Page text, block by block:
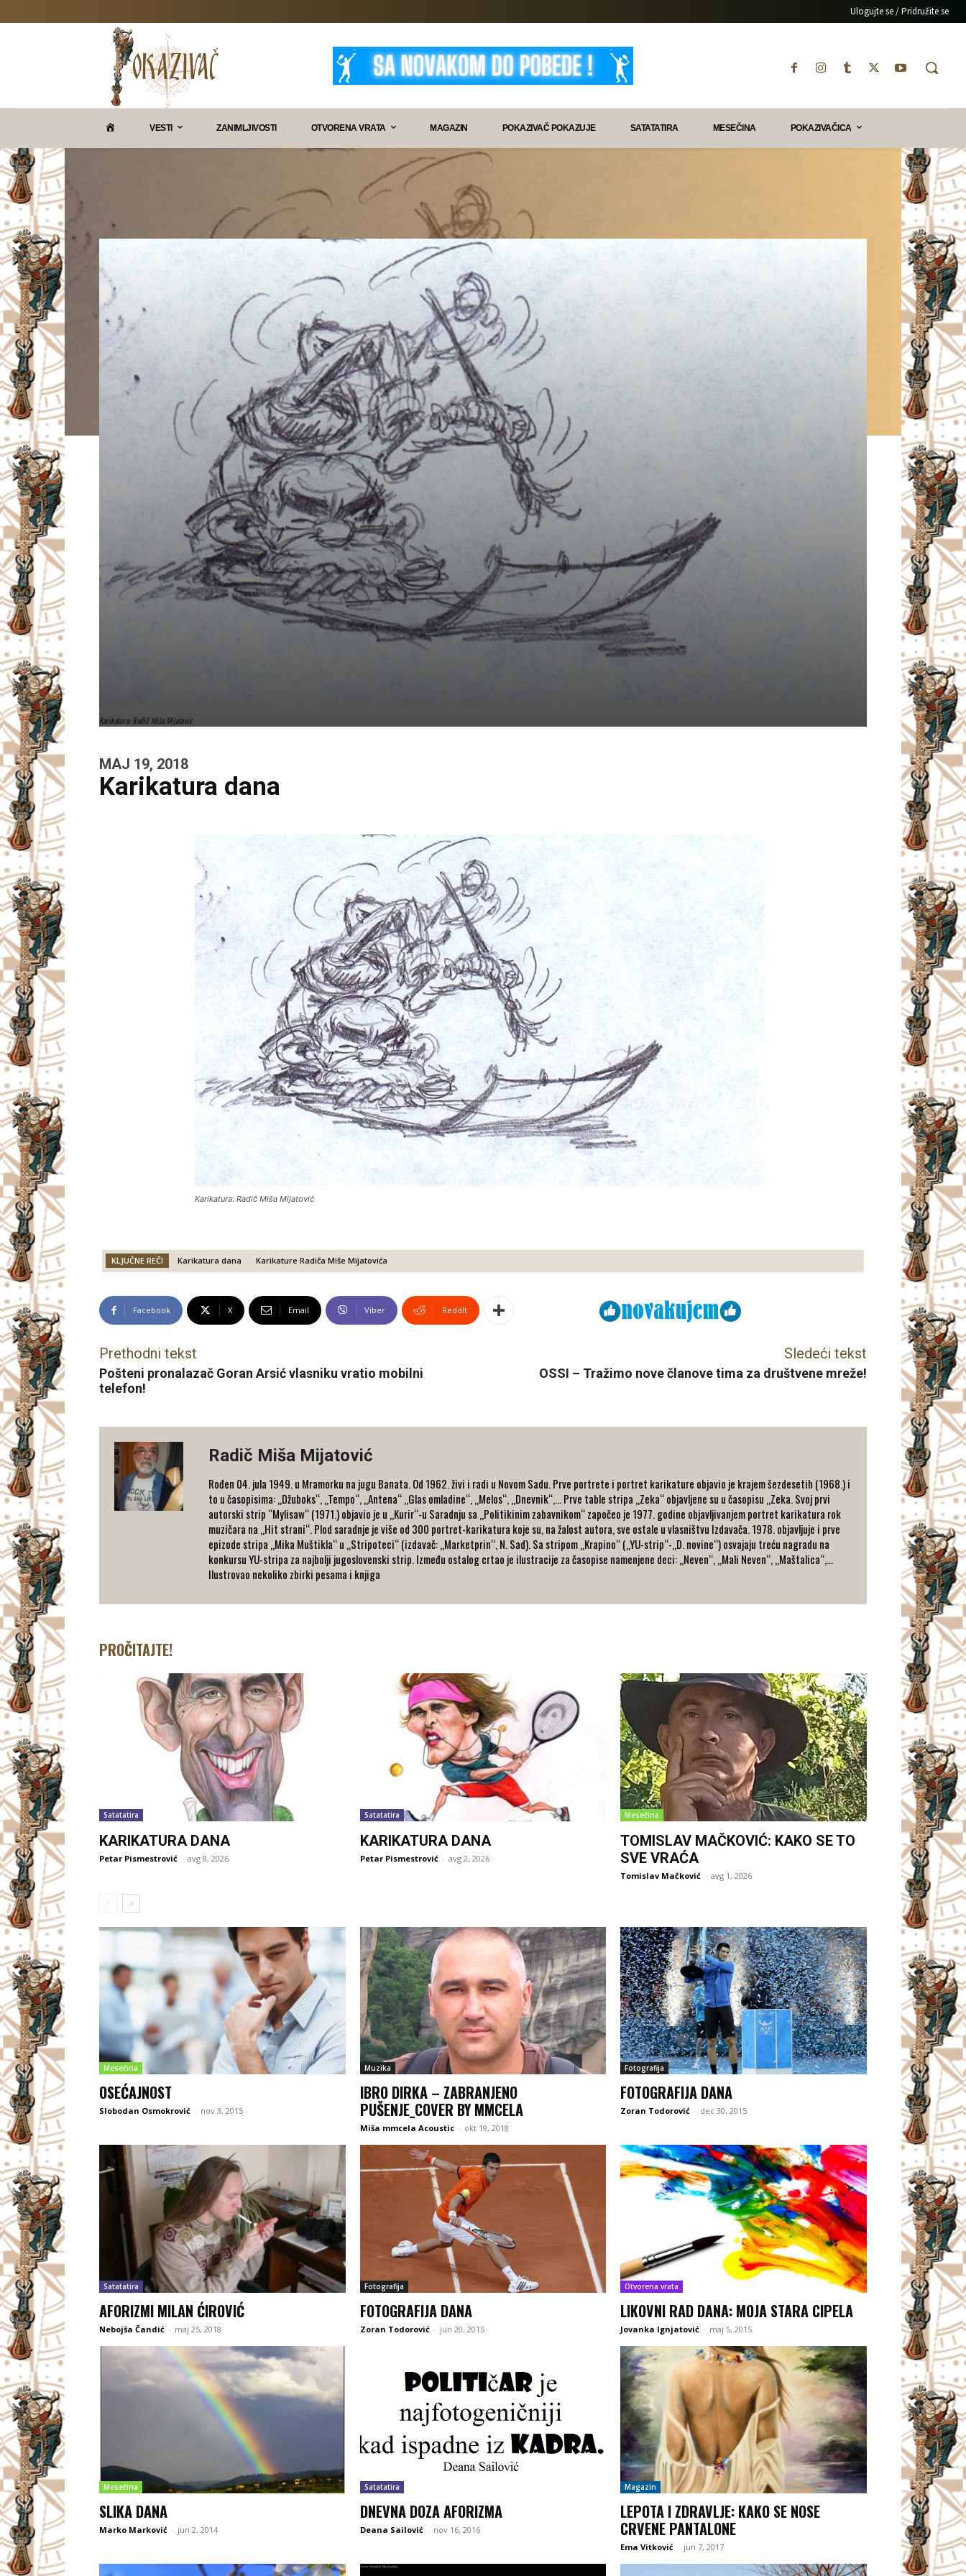
Ulogujte se / Pridružite se
Z
VESTI ZANIMLJIVOSTI OTVORENA VRATA MAGAZIN POKAZIVAČ POKAZUJE SATATATIRA MESEČINA POKAZIVAČICA
Karikatura: Radič Miša Mijatović
MAJ 19, 2018
Karikatura dana
Karikatura: Radič Miša Mijatović
KLJUČNE REČI Karikatura dana Karikature Radiča Miše Mijatovića
Facebook X Email Viber ReddIt
Prethodni tekst
Pošteni pronalazač Goran Arsić vlasniku vratio mobilni
telefon!
Sledeći tekst
OSSI – Tražimo nove članove tima za društvene mreže!
Radič Miša Mijatović
Rođen 04. jula 1949. u Mramorku na jugu Banata. Od 1962. živi i radi u Novom Sadu. Prve portrete i portret karikature objavio je krajem šezdesetih (1968.) i
to u časopisima: „Džuboks“, „Tempo“, „Antena“ „Glas omladine“, „Melos“, „Dnevnik“,... Prve table stripa „Zeka“ objavljene su u časopisu „Zeka. Svoj prvi
autorski strip “Мylisaw“ (1971.) objavio je u „Kurir“-u Saradnju sa „Politikinim zabavnikom“ započeo je 1977. godine objavljivanjem portret karikatura rok
muzičara na „Hit strani“. Plod saradnje je više od 300 portret-karikatura koje su, na žalost autora, sve ostale u vlasništvu Izdavača. 1978. objavljuje i prve
epizode stripa „Mika Muštikla“ u „Stripoteci“ (izdavač: „Marketprin“, N. Sad). Sa stripom „Krapino“ („YU-strip“-„D. novine“) osvajaju treću nagradu na
konkursu YU-stripa za najbolji jugoslovenski strip. Između ostalog crtao je ilustracije za časopise namenjene deci: „Neven“, „Mali Neven“, „Maštalica“,...
Ilustrovao nekoliko zbirki pesama i knjiga
PROČITAJTE!
Satatatira
KARIKATURA DANA
Petar Pismestrović - avg 8, 2026
Satatatira
KARIKATURA DANA
Petar Pismestrović - avg 2, 2026
Mesečina
TOMISLAV MAČKOVIĆ: KAKO SE TO
SVE VRAĆA
Tomislav Mačković - avg 1, 2026
Mesečina
OSEĆAJNOST
Slobodan Osmokrović - nov 3, 2015
Muzika
IBRO DIRKA – ZABRANJENO
PUŠENJE_COVER BY MMCELA
Miša mmcela Acoustic - okt 19, 2018
Fotografija
FOTOGRAFIJA DANA
Zoran Todorović - dec 30, 2015
Satatatira
AFORIZMI MILAN ĆIROVIĆ
Nebojša Čandić - maj 25, 2018
Fotografija
FOTOGRAFIJA DANA
Zoran Todorović - jun 20, 2015
Otvorena vrata
LIKOVNI RAD DANA: MOJA STARA CIPELA
Jovanka Ignjatović - maj 5, 2015
Mesečina
SLIKA DANA
Marko Marković - jun 2, 2014
Satatatira
DNEVNA DOZA AFORIZMA
Deana Sailović - nov 16, 2016
Magazin
LEPOTA I ZDRAVLJE: KAKO SE NOSE
CRVENE PANTALONE
Ema Vitković - jun 7, 2017